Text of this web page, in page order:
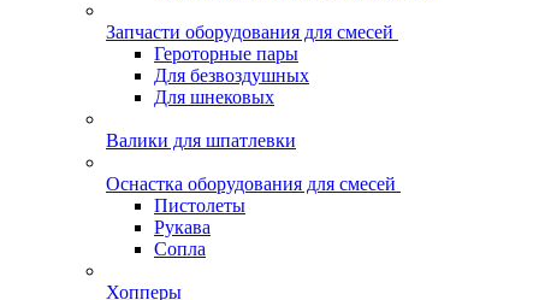
Запчасти оборудования для смесей
Героторные пары
Для безвоздушных
Для шнековых
Валики для шпатлевки
Оснастка оборудования для смесей
Пистолеты
Рукава
Сопла
Хопперы